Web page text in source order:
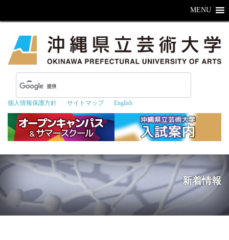
個人情報保護方針 サイトマップ English
MENU
新着情報